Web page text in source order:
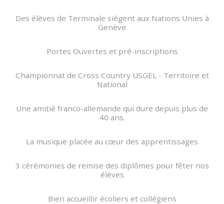
Des élèves de Terminale siègent aux Nations Unies à
Genève
Portes Ouvertes et pré-inscriptions
Championnat de Cross Country USGEL - Territoire et
National
Une amitié franco-allemande qui dure depuis plus de
40 ans.
La musique placée au cœur des apprentissages
3 cérémonies de remise des diplômes pour fêter nos
élèves
Bien accueillir écoliers et collégiens